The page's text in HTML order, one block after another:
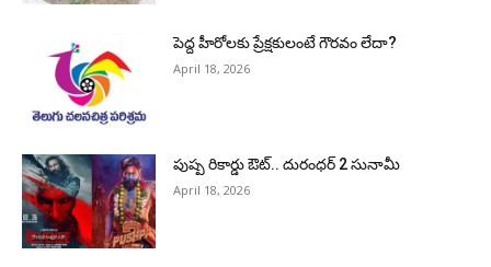
పెద్ద హీరోల‌కు ప్రేక్ష‌కులంటే గౌర‌వం లేదా?
April 18, 2026
పుష్ప రికార్డు ఔట్‌.. దురంధ‌ర్ 2 సునామీ
April 18, 2026